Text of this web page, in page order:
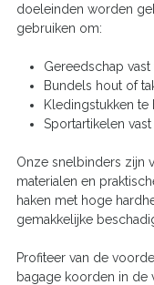
doeleinden worden
gebruiken om:
Gereedschap vast
Bundels hout of
Kledingstukken te
Sportartikelen
Onze snelbinders zijn
materialen en
haken met hoge
gemakkelijke
Profiteer van de
bagage koorden in de